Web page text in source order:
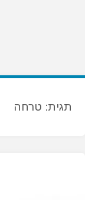
תגית: טרחה